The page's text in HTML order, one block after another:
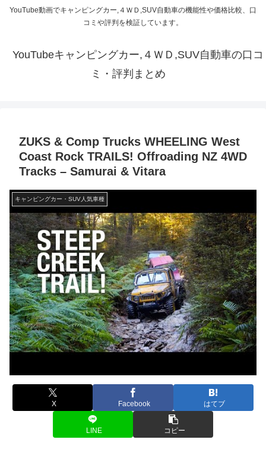
YouTube動画でキャンピングカー,４ＷＤ,SUV自動車の機能性や価格比較、口
コミや評判を検証しています。
YouTubeキャンピングカー,４ＷＤ,SUV自動車の口コ
ミ・評判まとめ
ZUKS & Comp Trucks WHEELING West
Coast Rock TRAILS! Offroading NZ 4WD
Tracks – Samurai & Vitara
キャンピングカー・SUV人気車種
X Facebook はてブ
LINE コピー